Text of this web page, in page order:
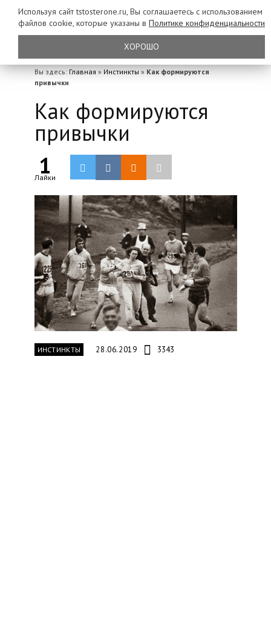
Вы здесь: Главная » Инстинкты » Как формируются
привычки
Как формируются
привычки
1
Лайки
ИНСТИНКТЫ 28.06.2019 3343
Используя сайт tstosterone.ru, Вы соглашаетесь с использованием
файлов cookie, которые указаны в Политике конфиденциальности
ХОРОШО